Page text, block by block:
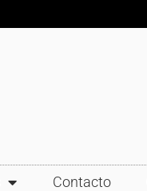
Contacto